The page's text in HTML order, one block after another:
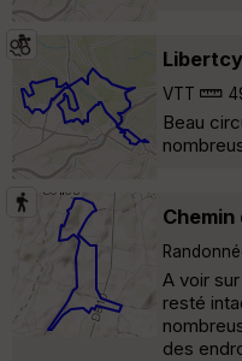
VTT
Beau
A voir
resté
des